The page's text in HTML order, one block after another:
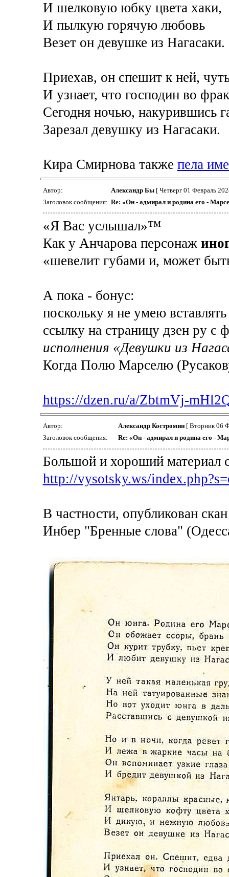
И шелковую юбку цвета хаки,
И пылкую горячую любовь
Везет он девушке из Нагасаки.
Приехав, он спешит к ней,
И узнает, что господин во
Сегодня ночью, накурившись
Зарезал девушку из Нагасаки.
Кира Смирнова также пела
Автор: Александр Бы[ Четверг 01 Февраль
Заголовок сообщения: Re: «Он - адмирал и родина его -
«Я Вас услышал»™
Как у Анчарова персонаж
«шевелит губами и, может
А пока - бонус:
поскольку я не умею
ссылку на страницу дзен ру с
исполнения «Девушки из
Когда Полю Марселю
https://dzen.ru/a/ZbtmVj-
Автор: Александр Костромин[ Вторник 06
Заголовок сообщения:
Re: «Он - адмирал и родина его -
Большой и хороший материал
http://vysotsky.ws/
В частности, опубликован
Инбер "Бренные слова"